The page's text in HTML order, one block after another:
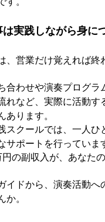
実践しながら身に
、営業だけ覚えれば終
合わせや演奏プログラ
れなど、実際に活動す
あります。
スクールでは、一人ひ
サポートを行っていま
の副収入が、あなた
イドから、演奏活動へ
。